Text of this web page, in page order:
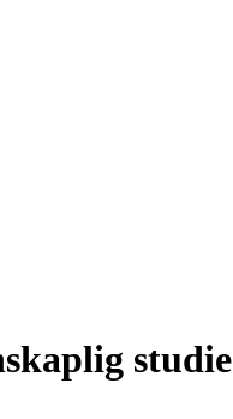
studie